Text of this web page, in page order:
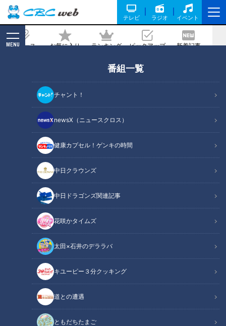
テレビ ラジオ イベント
ニュース お気に入り ランキング ピックアップ 新着記事
MENU
番組一覧
チャント！
newsX（ニュースクロス）
健康カプセル！ゲンキの時間
中日クラウンズ
中日ドラゴンズ関連記事
花咲かタイムズ
太田×石井のデララバ
キユーピー３分クッキング
道との遭遇
ともだちたまご
札機」を生んだ日本技術のチャレンジ魂
2021/09/14 10:45
CBCテレビ：画像『写真AC』より「自動改札機」
ニュースコラム
東西南北論説風
高度成長期の日本には人の動きがあふれていた。中でも都市の